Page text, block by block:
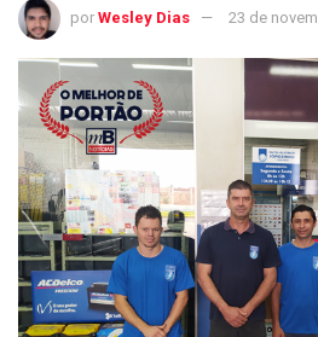
por Wesley Dias 23 de